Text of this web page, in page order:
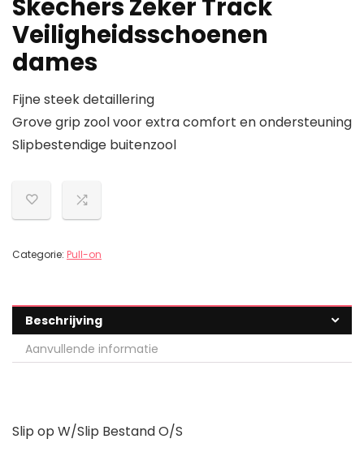
Skechers Zeker Track
Veiligheidsschoenen
dames
Fijne steek detaillering
Grove grip zool voor extra comfort en ondersteuning
Slipbestendige buitenzool
Categorie: Pull-on
Beschrijving
Aanvullende informatie
Slip op W/Slip Bestand O/S